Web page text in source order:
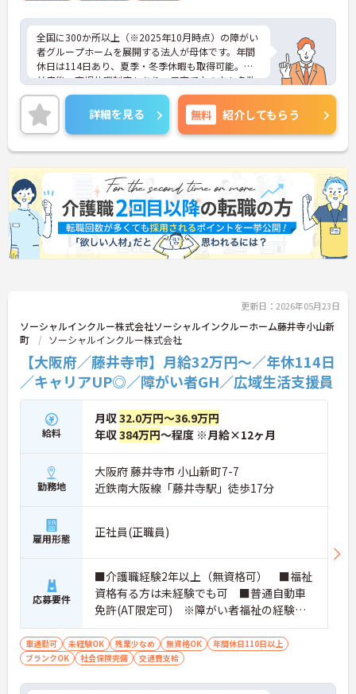
全国に300か所以上（※2025年10月時点）の障がい
者グループホームを展開する法人が母体です。年間
休日は114日あり、夏季・冬季休暇も取得可能。産
前産後・育児休暇制度もあり、子育て中の方も多数
活躍中で、ワークライフバランスを大切にしながら
働ける環境が整っています。研修制度や外部勉強会
の受講支援もあり、スキルアップもしっかりサポー
ト。将来的には管理者やエリアマネージャーへのキ
ャリアアップも目指せます。20代から60代まで幅広
い年代のスタッフが活躍しており、和やかな雰囲気
の職場です。介護経験を活かしたい方、福祉の資格
をお持ちの方、安定した法人でキャリアを築きたい
方におすすめです。
★おすすめPOINT★
・生活支援員からスタートし、サービス管理責任者
ネジメント職への挑戦も視野に入れていただけま
す。
・年間休日114日、残業月平均10時間程度という就
業環境に加え、産前産後休暇や育児休暇制度がしっ
かりと整備されています。オンとオフの切り替えを
明確にし、心身ともに充実した状態で長くご活躍い
・グループホーム一棟あたりの入居者様20名定員を
常時2～4名のスタッフで支援、国基準を上回る人員
配置や夜間複数名体制が敷かれているため、業務に
追われることなくご利用者様のペースに合わせたサ
ポートが可能です。施設も専用設計で働きやすく、
ご自身の理想とする福祉を実践できる環境が整って
います。
詳細を見る 無料 紹介してもらう
更新日：2026年05月23日
ソーシャルインクルー株式会社ソーシャルインクルーホーム藤井寺小山新
町
ソーシャルインクルー株式会社
【大阪府／藤井寺市】月給32万円～／年休114日
／キャリアUP◎／障がい者GH／広域生活支援員
給料
月収32.0万円～36.9万円
年収384万円～程度 ※月給×12ヶ月
勤務地
大阪府 藤井寺市 小山新町7-7
近鉄南大阪線「藤井寺駅」徒歩17分
雇用形態 正社員(正職員)
応募要件
■介護職経験2年以上（無資格可） ■福祉
資格有る方は未経験でも可 ■普通自動車
免許(AT限定可) ※障がい者福祉の経験は
不問です。※実務経験2年以上の方、障がい
者福祉に関する経験をお持ちの方大歓迎
車通勤可 未経験OK 残業少なめ 無資格OK
年間休日110日以上
ブランクOK
社会保険完備 交通費支給